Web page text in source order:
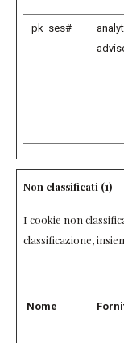
_pk_ses#
Non classificati (1)
I cookie non
classificazione,
Nome